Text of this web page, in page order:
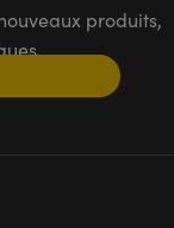
produits,